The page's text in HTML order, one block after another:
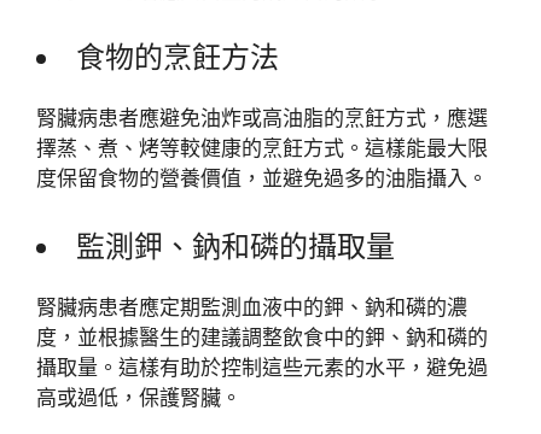
食物的烹飪方法
腎臟病患者應避免油炸或高油脂的烹飪方式，應選
擇蒸、煮、烤等較健康的烹飪方式。這樣能最大限
度保留食物的營養價值，並避免過多的油脂攝入。
監測鉀、鈉和磷的攝取量
腎臟病患者應定期監測血液中的鉀、鈉和磷的濃
度，並根據醫生的建議調整飲食中的鉀、鈉和磷的
攝取量。這樣有助於控制這些元素的水平，避免過
高或過低，保護腎臟。